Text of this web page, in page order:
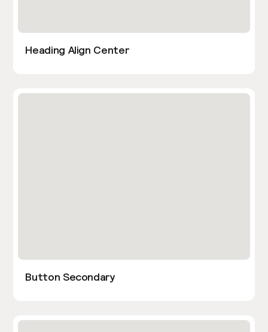
Heading Align Center
Button Secondary